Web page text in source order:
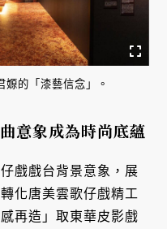
的「漆藝信念」。
意象成為時尚底蘊
戲戲台背景意象，展
化唐美雲歌仔戲精工
再造」取東華皮影戲